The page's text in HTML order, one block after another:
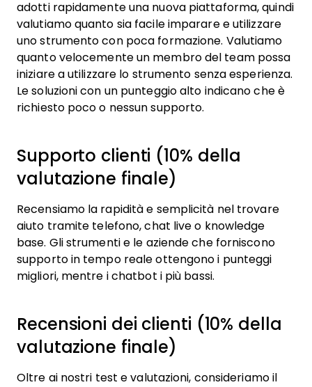
adotti rapidamente una nuova piattaforma, quindi
valutiamo quanto sia facile imparare e utilizzare
uno strumento con poca formazione. Valutiamo
quanto velocemente un membro del team possa
iniziare a utilizzare lo strumento senza esperienza.
Le soluzioni con un punteggio alto indicano che è
richiesto poco o nessun supporto.
Supporto clienti (10% della
valutazione finale)
Recensiamo la rapidità e semplicità nel trovare
aiuto tramite telefono, chat live o knowledge
base. Gli strumenti e le aziende che forniscono
supporto in tempo reale ottengono i punteggi
migliori, mentre i chatbot i più bassi.
Recensioni dei clienti (10% della
valutazione finale)
Oltre ai nostri test e valutazioni, consideriamo il